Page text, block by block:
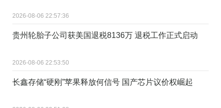
2026-08-06 22:57:36
贵州轮胎子公司获美国退税8136万 退税工作正式启动
2026-08-06 22:53:50
长鑫存储“硬刚”苹果释放何信号 国产芯片议价权崛起